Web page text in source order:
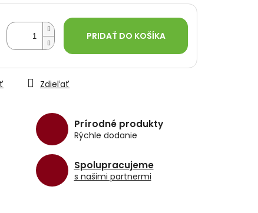
PRIDAŤ DO KOŠÍKA
Prírodné produkty
Rýchle dodanie
Spolupracujeme
s našimi partnermi
Zdieľať